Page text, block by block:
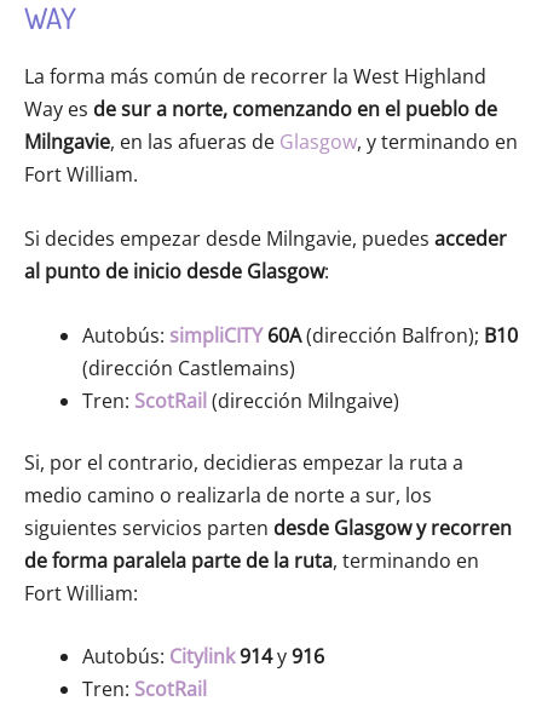
WAY
La forma más común de recorrer la West Highland
Way es de sur a norte, comenzando en el pueblo de
Milngavie, en las afueras de Glasgow, y terminando en
Fort William.
Si decides empezar desde Milngavie, puedes acceder
al punto de inicio desde Glasgow:
Autobús: simpliCITY60A(dirección Balfron); B10
(dirección Castlemains)
Tren: ScotRail(dirección Milngaive)
Si, por el contrario, decidieras empezar la ruta a
medio camino o realizarla de norte a sur, los
siguientes servicios parten desde Glasgow y recorren
de forma paralela parte de la ruta, terminando en
Fort William:
Autobús: Citylink914y916
Tren: ScotRail